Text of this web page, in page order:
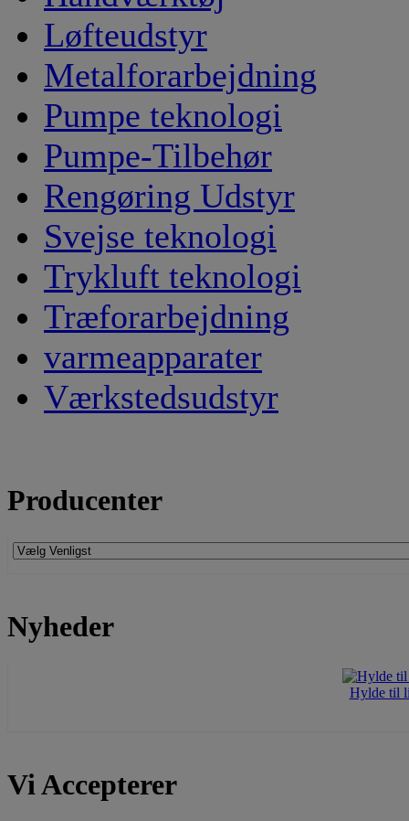
Løfteudstyr
Metalforarbejdning
Pumpe teknologi
Pumpe-Tilbehør
Rengøring Udstyr
Svejse teknologi
Trykluft teknologi
Træforarbejdning
varmeapparater
Værkstedsudstyr
Producenter
Nyheder
Hylde til
Vi Accepterer